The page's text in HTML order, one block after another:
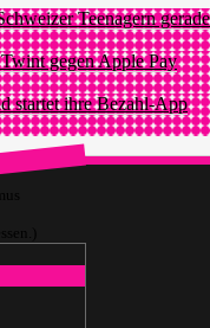
Teenagern gerade
gegen Apple Pay
startet ihre Bezahl-App